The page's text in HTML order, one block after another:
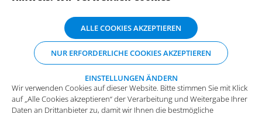
Wir verwenden Cookies auf dieser Website. Bitte stimmen Sie mit Klick
auf „Alle Cookies akzeptieren“ der Verarbeitung und Weitergabe Ihrer
Daten an Drittanbieter zu, damit wir Ihnen die bestmögliche
ALLE COOKIES AKZEPTIEREN
NUR ERFORDERLICHE COOKIES AKZEPTIEREN
EINSTELLUNGEN ÄNDERN
Wir verwenden Cookies auf dieser Website. Bitte stimmen Sie mit Klick
auf „Alle Cookies akzeptieren“ der Verarbeitung und Weitergabe Ihrer
Daten an Drittanbieter zu, damit wir Ihnen die bestmögliche
Nutzererfahrung auf unserer Website bieten können. Einzelheiten zu
den Arten der Cookies und ihrem Zweck finden Sie unter
„Einstellungen ändern“, wo sie auch Ihre bevorzugten Einstellungen
vornehmen oder Cookies ablehnen können (mit Ausnahme der
benötigten Cookies).
Mehr Infos und die Möglichkeit zum
Widerspruch.